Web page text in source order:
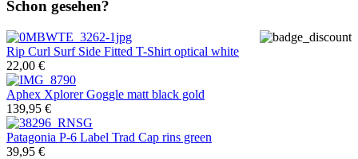
Schon gesehen?
Rip Curl Surf Side Fitted T-Shirt optical white
22,00 €
Aphex Xplorer Goggle matt black gold
139,95 €
Patagonia P-6 Label Trad Cap rins green
39,95 €